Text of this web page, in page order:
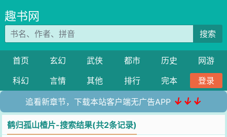
趣书网
搜索
首页 玄幻 武侠 都市 历史
网游
科幻
言情 其他 排行 完本 登录
追看新章节，下载本站客户端无广告APP ↓↓↓
鹤归孤山楂片-搜索结果(共2条记录)